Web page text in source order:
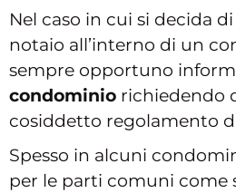
Nel caso in cui si decida
notaio all’interno di un
sempre opportuno
condominio richiedendo
cosiddetto regolamento
Spesso in alcuni
per le parti comuni come